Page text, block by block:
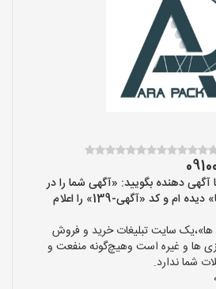
دهنده بگویید: «آگهی شما را در
سایت «کارتن سازی ها» دیده ام و کد «آگهی-139» را اعلام
سایت تبلیغات خرید و فروش
ها و غیره است وهیچ‌گونه منفعت و
شما ندارد.